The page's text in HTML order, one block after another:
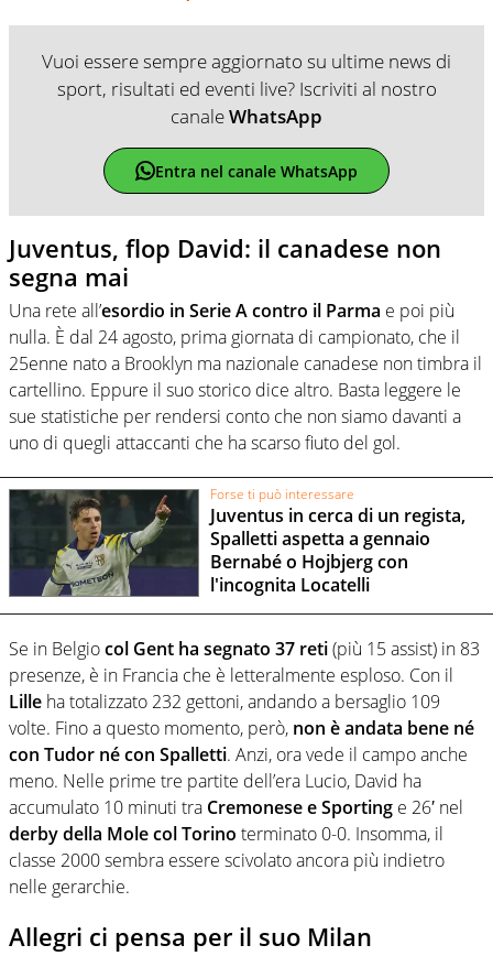
Vuoi essere sempre aggiornato su ultime news di
sport, risultati ed eventi live? Iscriviti al nostro
canaleWhatsApp
Entra nel canale WhatsApp
Juventus, flop David: il canadese non
segna mai
Una rete all’esordio in Serie A contro il Parma e poi più
nulla. È dal 24 agosto, prima giornata di campionato, che il
25enne nato a Brooklyn ma nazionale canadese non timbra il
cartellino. Eppure il suo storico dice altro. Basta leggere le
sue statistiche per rendersi conto che non siamo davanti a
uno di quegli attaccanti che ha scarso fiuto del gol.
Forse ti può interessare
Juventus in cerca di un regista,
Spalletti aspetta a gennaio
Bernabé o Hojbjerg con
l'incognita Locatelli
Se in Belgiocol Gent ha segnato 37 reti(più 15 assist) in 83
presenze, è in Francia che è letteralmente esploso. Con il
Lille ha totalizzato 232 gettoni, andando a bersaglio 109
volte. Fino a questo momento, però, non è andata bene né
con Tudor né con Spalletti. Anzi, ora vede il campo anche
meno. Nelle prime tre partite dell’era Lucio, David ha
accumulato 10 minuti tra Cremonese e Sporting e 26′ nel
derby della Mole col Torino terminato 0-0. Insomma, il
classe 2000 sembra essere scivolato ancora più indietro
nelle gerarchie.
Allegri ci pensa per il suo Milan